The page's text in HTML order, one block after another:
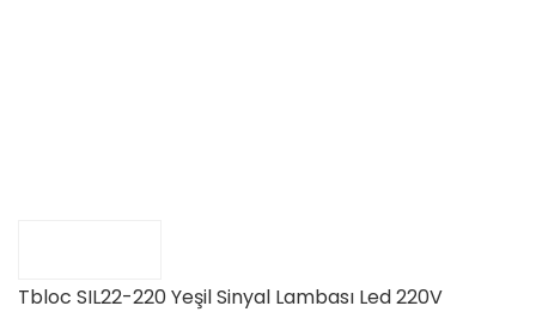
Tbloc SIL22-220 Yeşil Sinyal Lambası Led 220V